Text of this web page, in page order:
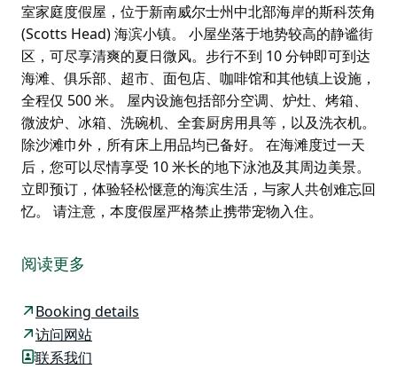
室家庭度假屋，位于新南威尔士州中北部海岸的斯科茨角
(Scotts Head) 海滨小镇。 小屋坐落于地势较高的静谧街
区，可尽享清爽的夏日微风。步行不到 10 分钟即可到达
海滩、俱乐部、超市、面包店、咖啡馆和其他镇上设施，
全程仅 500 米。 屋内设施包括部分空调、炉灶、烤箱、
微波炉、冰箱、洗碗机、全套厨房用具等，以及洗衣机。
除沙滩巾外，所有床上用品均已备好。 在海滩度过一天
后，您可以尽情享受 10 米长的地下泳池及其周边美景。
立即预订，体验轻松惬意的海滨生活，与家人共创难忘回
忆。 请注意，本度假屋严格禁止携带宠物入住。
室家庭度假屋，位于新南威尔士州中北部海岸的斯科茨角
(Scotts Head) 海滨小镇。
小屋坐落于地势较高的静谧街区，可尽享清爽的夏日微
风。步行不到 10 分钟即可到达海滩、俱乐部、超市、面
包店、咖啡馆和其他镇上设施，全程仅 500 米。
阅读更多
Booking details
访问网站
联系我们